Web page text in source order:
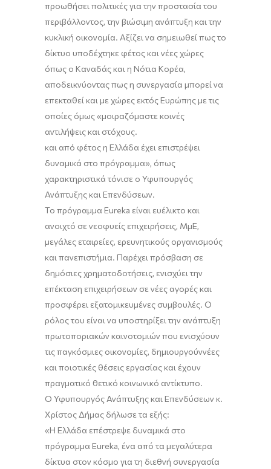
προωθήσει πολιτικές για την προστασία του
περιβάλλοντος, την βιώσιμη ανάπτυξη και την
κυκλική οικονομία. Αξίζει να σημειωθεί πωςτο
δίκτυο υποδέχτηκε φέτοςκαι νέες χώρες
όπως ο Καναδάςκαι η Νότια Κορέα,
αποδεικνύοντας πως η συνεργασία μπορεί να
επεκταθεί και με χώρες εκτόςΕυρώπηςμε τις
οποίες όμως«μοιραζόμαστε κοινές
αντιλήψεις και στόχους.
και από φέτος η Ελλάδα έχει επιστρέψει
δυναμικά στο πρόγραμμα», όπως
χαρακτηριστικά τόνισε ο Υφυπουργός
Ανάπτυξης και Επενδύσεων.
Το πρόγραμμα Eureka είναι ευέλικτο και
ανοιχτό σε νεοφυείς επιχειρήσεις, ΜμΕ,
μεγάλες εταιρείες, ερευνητικούς οργανισμούς
και πανεπιστήμια. Παρέχει πρόσβαση σε
δημόσιες χρηματοδοτήσεις, ενισχύει την
επέκταση επιχειρήσεων σε νέες αγορέςκαι
προσφέρει εξατομικευμένες συμβουλές. Ο
ρόλος του είναι να υποστηρίξει την ανάπτυξη
πρωτοποριακών καινοτομιών που ενισχύουν
τις παγκόσμιες οικονομίες, δημιουργούννέες
και ποιοτικές θέσεις εργασίας και έχουν
πραγματικό θετικό κοινωνικό αντίκτυπο.
Ο Υφυπουργός Ανάπτυξης και Επενδύσεων κ.
Χρίστος Δήμας δήλωσε τα εξής:
«Η Ελλάδα επέστρεψε δυναμικά στο
πρόγραμμα Eureka, ένα από τα μεγαλύτερα
δίκτυα στον κόσμο για τη διεθνή συνεργασία